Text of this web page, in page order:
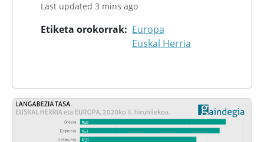
Last updated 3 mins ago
Etiketa orokorrak
Europa
Euskal Herria